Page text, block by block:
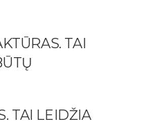
TAI
TAI LEIDŽIA